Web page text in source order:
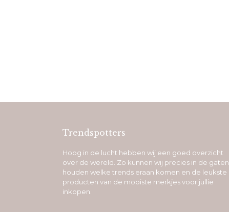
Trendspotters
Hoog in de lucht hebben wij een goed overzicht
over de wereld. Zo kunnen wij precies in de gaten
houden welke trends eraan komen en de leukste
producten van de mooiste merkjes voor jullie
inkopen.